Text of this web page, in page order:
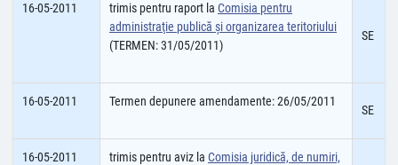
16-05-2011 trimis pentru raport la Comisia pentru
administraţie publică şi organizarea teritoriului
(TERMEN: 31/05/2011)
SE
16-05-2011 Termen depunere amendamente: 26/05/2011
SE
16-05-2011 trimis pentru aviz la Comisia juridică, de numiri,